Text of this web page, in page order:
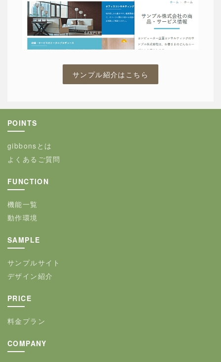
サンプル紹介はこちら
POINTS
gibbonsとは
よくあるご質問
FUNCTION
機能一覧
動作環境
SAMPLE
サンプルサイト
デザイン紹介
PRICE
料金プラン
COMPANY